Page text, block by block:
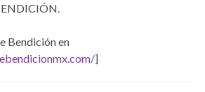
Bendición en
]